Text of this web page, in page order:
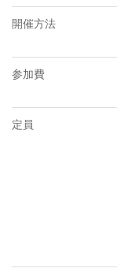
開催方法
参加費
定員